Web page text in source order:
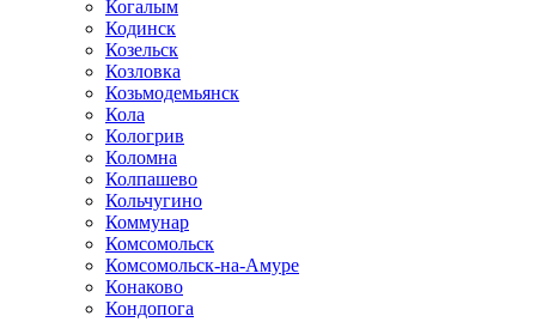
Когалым
Кодинск
Козельск
Козловка
Козьмодемьянск
Кола
Кологрив
Коломна
Колпашево
Кольчугино
Коммунар
Комсомольск
Комсомольск-на-Амуре
Конаково
Кондопога